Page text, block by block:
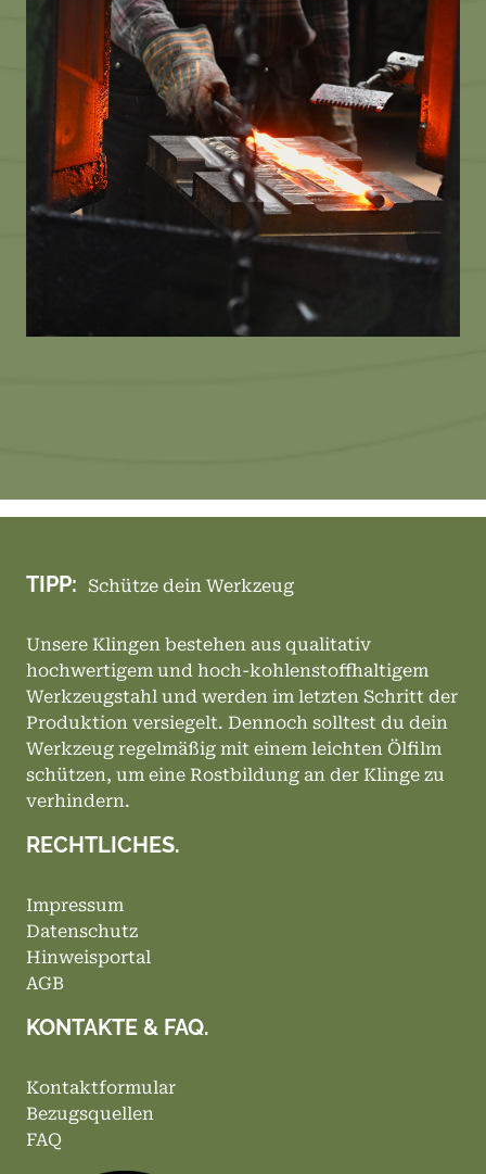
TIPP: Schütze dein Werkzeug
Unsere Klingen bestehen aus qualitativ
hochwertigem und hoch-kohlenstoffhaltigem
Werkzeugstahl und werden im letzten Schritt der
Produktion versiegelt. Dennoch solltest du dein
Werkzeug regelmäßig mit einem leichten Ölfilm
schützen, um eine Rostbildung an der Klinge zu
verhindern.
RECHTLICHES.
Impressum
Datenschutz
Hinweisportal
AGB
KONTAKTE & FAQ.
Kontaktformular
Bezugsquellen
FAQ